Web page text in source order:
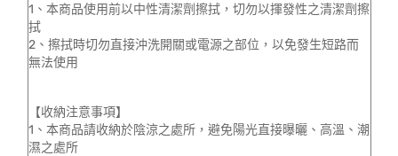
1、本商品使用前以中性清潔劑擦拭，切勿以揮發性之清潔劑擦
拭
2、擦拭時切勿直接沖洗開關或電源之部位，以免發生短路而
無法使用
【收納注意事項】
1、本商品請收納於陰涼之處所，避免陽光直接曝曬、高溫、潮
濕之處所